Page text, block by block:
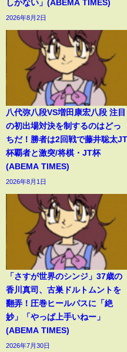
しかない」(ABEMA TIMES)
2026年8月2日
八代弥八段VS増田康宏八段 注目
の初出場対決を制するのはどっ
ちだ！勝者は2回戦で藤井聡太JT
杯覇者と激突/将棋・JT杯
(ABEMA TIMES)
2026年8月1日
「さすが世界のシンジ」37歳の
香川真司、古巣ドルトムントを
翻弄！圧巻ヒールパスに「絶
妙」「やっぱ上手いねー」
(ABEMA TIMES)
2026年7月30日